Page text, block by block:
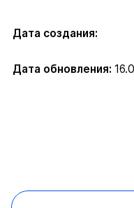
Дата создания:
Дата обновления: